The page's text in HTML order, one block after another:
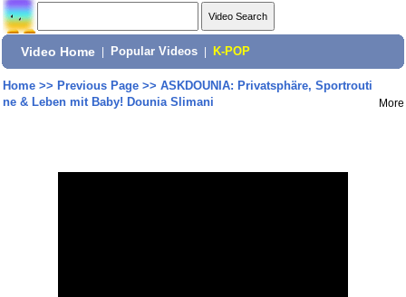
Video Home Popular Videos K-POP
Home>> Previous Page>> ASKDOUNIA: Privatsphäre, Sportrouti
ne & Leben mit Baby! Dounia Slimani
More